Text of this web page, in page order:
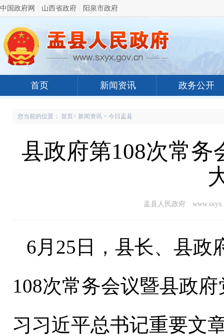
中国政府网 山西省政府 阳泉市政府
首页 新闻资讯 政务公开
您当前的位置： 首页> 新闻资讯 > 今日盂县
县政府第108次常
盂县人民政府
6月 25 日，县长、县政
108次常务会议暨县政
习习近平总书记重要文